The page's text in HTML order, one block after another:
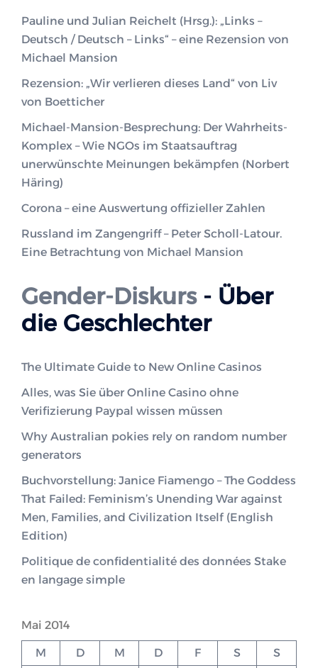
Pauline und Julian Reichelt (Hrsg.): „Links –
Deutsch / Deutsch – Links“ – eine Rezension von
Michael Mansion
Rezension: „Wir verlieren dieses Land“ von Liv
von Boetticher
Michael-Mansion-Besprechung: Der Wahrheits-
Komplex – Wie NGOs im Staatsauftrag
unerwünschte Meinungen bekämpfen (Norbert
Häring)
Corona – eine Auswertung offizieller Zahlen
Russland im Zangengriff – Peter Scholl-Latour.
Eine Betrachtung von Michael Mansion
Gender-Diskurs- Über
die Geschlechter
The Ultimate Guide to New Online Casinos
Alles, was Sie über Online Casino ohne
Verifizierung Paypal wissen müssen
Why Australian pokies rely on random number
generators
Buchvorstellung: Janice Fiamengo – The Goddess
That Failed: Feminism’s Unending War against
Men, Families, and Civilization Itself (English
Edition)
Politique de confidentialité des données Stake
en langage simple
Mai 2014
M D M D F S S